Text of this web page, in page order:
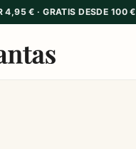
4,95 € · GRATIS DESDE 100 €